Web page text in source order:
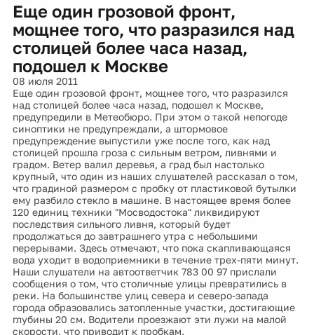
Еще один грозовой фронт,
мощнее того, что разразился над
столицей более часа назад,
подошел к Москве
08 июля 2011
Еще один грозовой фронт, мощнее того, что разразился
над столицей более часа назад, подошел к Москве,
предупредили в Метеобюро. При этом о такой непогоде
синоптики не предупреждали, а штормовое
предупреждение выпустили уже после того, как над
столицей прошла гроза с сильным ветром, ливнями и
градом. Ветер валил деревья, а град был настолько
крупный, что один из наших слушателей рассказал о том,
что градиной размером с пробку от пластиковой бутылки
ему разбило стекло в машине. В настоящее время более
120 единиц техники "Мосводостока" ликвидируют
последствия сильного ливня, который будет
продолжаться до завтрашнего утра с небольшими
перерывами. Здесь отмечают, что пока скапливающаяся
вода уходит в водоприемники в течение трех-пяти минут.
Наши слушатели на автоответчик 783 00 97 прислали
сообщения о том, что столичные улицы превратились в
реки. На большинстве улиц севера и северо-запада
города образовались затопленные участки, достигающие
глубины 20 см. Водители проезжают эти лужи на малой
скорости, что приводит к пробкам.